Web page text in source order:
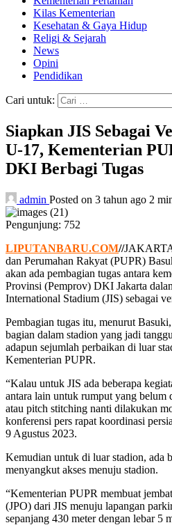
Kilas Kementerian
Kesehatan & Gaya Hidup
Religi & Sejarah
News
Opini
Pendidikan
Cari untuk:
Siapkan JIS Sebagai
U-17, Kementerian
DKI Berbagi Tugas
admin Posted on 3 tahun ago 2
Pengunjung: 752
LIPUTANBARU.COM//
dan Perumahan Rakyat (PUPR)
akan ada pembagian tugas antara
Provinsi (Pemprov) DKI Jakarta
International Stadium (JIS) sebagai
Pembagian tugas itu, menurut
bagian dalam stadion yang jadi
adapun sejumlah perbaikan di luar
Kementerian PUPR.
“Kalau untuk JIS ada beberapa
antara lain untuk rumput yang
atau pitch stitching nanti dilakukan
konferensi pers rapat koordinasi
9 Agustus 2023.
Kemudian untuk di luar stadion, ada
menyangkut akses menuju stadion.
“Kementerian PUPR membuat
(JPO) dari JIS menuju lapangan
sepanjang 430 meter dengan lebar 5